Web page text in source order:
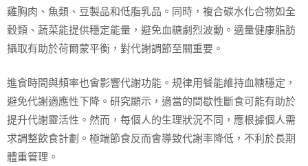
雞胸肉、魚類、豆製品和低脂乳品。同時，複合碳水化合物如全
穀類、蔬菜能提供穩定能量，避免血糖劇烈波動。適量健康脂肪
攝取有助於荷爾蒙平衡，對代謝調節至關重要。
進食時間與頻率也會影響代謝功能。規律用餐能維持血糖穩定，
避免代謝適應性下降。研究顯示，適當的間歇性斷食可能有助於
提升代謝靈活性。然而，每個人的生理狀況不同，應根據個人需
求調整飲食計劃。極端節食反而會導致代謝率降低，不利於長期
體重管理。